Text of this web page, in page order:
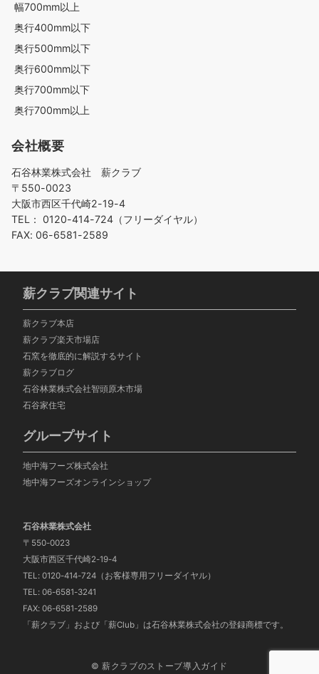
幅700mm以上
奥行400mm以下
奥行500mm以下
奥行600mm以下
奥行700mm以下
奥行700mm以上
会社概要
石谷林業株式会社 薪クラブ
〒550-0023
大阪市西区千代崎2-19-4
TEL： 0120-414-724（フリーダイヤル）
FAX: 06-6581-2589
薪クラブ関連サイト
薪クラブ本店
薪クラブ楽天市場店
石窯を徹底的に解説するサイト
薪クラブログ
石谷林業株式会社智頭原木市場
石谷家住宅
グループサイト
地中海フーズ株式会社
地中海フーズオンラインショップ
石谷林業株式会社
〒550-0023
大阪市西区千代崎2-19-4
TEL: 0120-414-724（お客様専用フリーダイヤル）
TEL: 06-6581-3241
FAX: 06-6581-2589
「薪クラブ」および「薪Club」は石谷林業株式会社の登録商標です。
© 薪クラブのストーブ導入ガイド